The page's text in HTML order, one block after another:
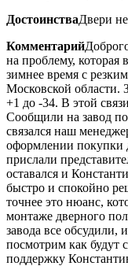
ДостоинстваДвери
Комментарий
на проблему, которая
зимнее время с
Московской области.
+1 до -34. В этой
Сообщили на завод
связался наш
оформлении покупки
прислали
оставался и
быстро и спокойно
точнее это нюанс,
монтаже дверного
завода все обсудили,
посмотрим как будут
поддержку